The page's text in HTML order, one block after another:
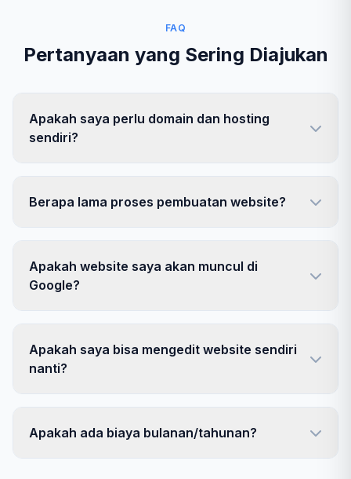
FAQ
Pertanyaan yang Sering Diajukan
Apakah saya perlu domain dan hosting
sendiri?
Berapa lama proses pembuatan website?
Apakah website saya akan muncul di
Google?
Apakah saya bisa mengedit website sendiri
nanti?
Apakah ada biaya bulanan/tahunan?